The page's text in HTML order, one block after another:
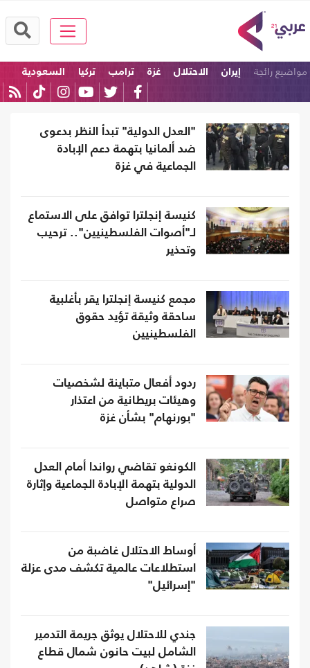
مواضيع رائجة إيران الاحتلال غزة ترامب تركيا السعودية
"العدل الدولية" تبدأ النظر بدعوى
ضد ألمانيا بتهمة دعم الإبادة
الجماعية في غزة
كنيسة إنجلترا توافق على الاستماع
لـ"أصوات الفلسطينيين".. ترحيب
وتحذير
مجمع كنيسة إنجلترا يقر بأغلبية
ساحقة وثيقة تؤيد حقوق
الفلسطينيين
ردود أفعال متباينة لشخصيات
وهيئات بريطانية من اعتذار
"بورنهام" بشأن غزة
الكونغو تقاضي رواندا أمام العدل
الدولية بتهمة الإبادة الجماعية وإثارة
صراع متواصل
أوساط الاحتلال غاضبة من
استطلاعات عالمية تكشف مدى عزلة
"إسرائيل"
جندي للاحتلال يوثق جريمة التدمير
الشامل لبيت حانون شمال قطاع